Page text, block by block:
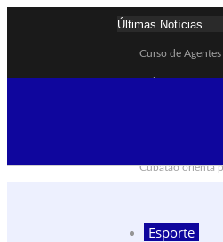
Últimas Notícias
Curso de
Cubatão
Cubatão orienta
Projeto
Esporte